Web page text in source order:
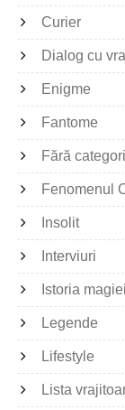
Curier
Dialog cu
Enigme
Fantome
Fără
Fenomenul
Insolit
Interviuri
Istoria magiei
Legende
Lifestyle
Lista